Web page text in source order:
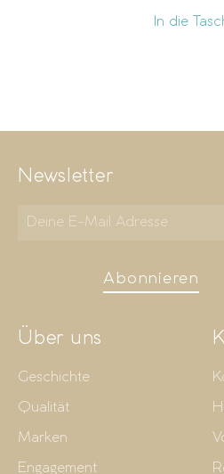
In die
Newsletter
Abonnieren
Über uns
Geschichte
Qualität
Marken
Engagement